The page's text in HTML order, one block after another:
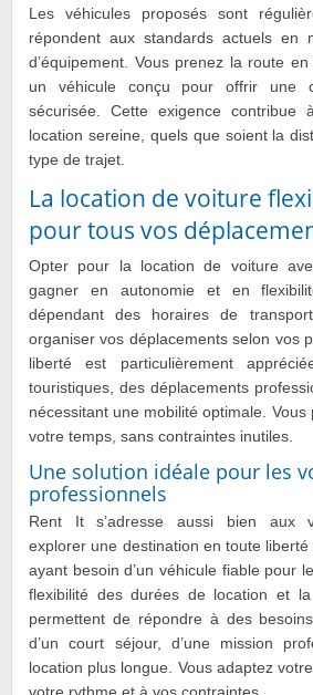
Les véhicules proposés sont
répondent aux standards actuels en
d’équipement. Vous prenez la route
un véhicule conçu pour offrir une
sécurisée. Cette exigence contribue
location sereine, quels que soient la
type de trajet.
La location de voiture
pour tous vos
Opter pour la location de voiture
gagner en autonomie et en
dépendant des horaires de
organiser vos déplacements selon vos
liberté est particulièrement
touristiques, des déplacements
nécessitant une mobilité optimale. Vous
votre temps, sans contraintes inutiles.
Une solution idéale pour les
professionnels
Rent It s’adresse aussi bien aux
explorer une destination en toute liberté
ayant besoin d’un véhicule fiable pour
flexibilité des durées de location et
permettent de répondre à des besoins
d’un court séjour, d’une mission
location plus longue. Vous adaptez